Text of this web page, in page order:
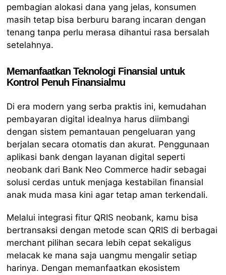
pembagian alokasi dana yang jelas, konsumen
masih tetap bisa berburu barang incaran dengan
tenang tanpa perlu merasa dihantui rasa bersalah
setelahnya.
Memanfaatkan Teknologi Finansial untuk
Kontrol Penuh Finansialmu
Di era modern yang serba praktis ini, kemudahan
pembayaran digital idealnya harus diimbangi
dengan sistem pemantauan pengeluaran yang
berjalan secara otomatis dan akurat. Penggunaan
aplikasi bank dengan layanan digital seperti
neobank dari Bank Neo Commerce hadir sebagai
solusi cerdas untuk menjaga kestabilan finansial
anak muda masa kini agar tetap aman terkendali.
Melalui integrasi fitur QRIS neobank, kamu bisa
bertransaksi dengan metode scan QRIS di berbagai
merchant pilihan secara lebih cepat sekaligus
melacak ke mana saja uangmu mengalir setiap
harinya. Dengan memanfaatkan ekosistem